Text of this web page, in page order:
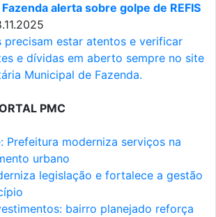
alerta sobre golpe de REFIS
precisam estar atentos e verificar
e dívidas em aberto sempre no site
Municipal de Fazenda.
PMC
Prefeitura moderniza serviços na
urbano
legislação e fortalece a gestão
bairro planejado reforça